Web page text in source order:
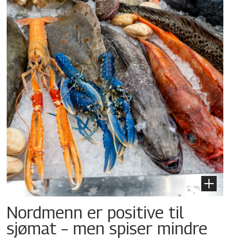
Nordmenn er positive til
sjømat – men spiser mindre